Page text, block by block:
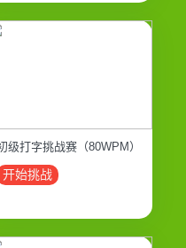
级打字挑战赛（80WPM）
开始挑战